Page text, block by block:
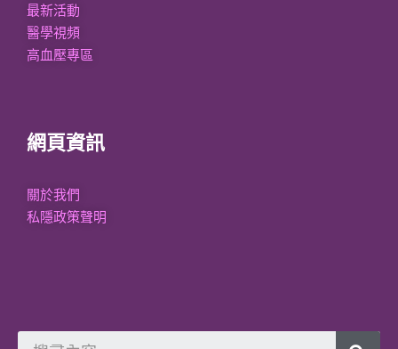
最新活動
醫學視頻
高血壓專區
網頁資訊
關於我們
私隱政策聲明